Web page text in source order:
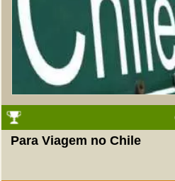
Para Viagem no Chile